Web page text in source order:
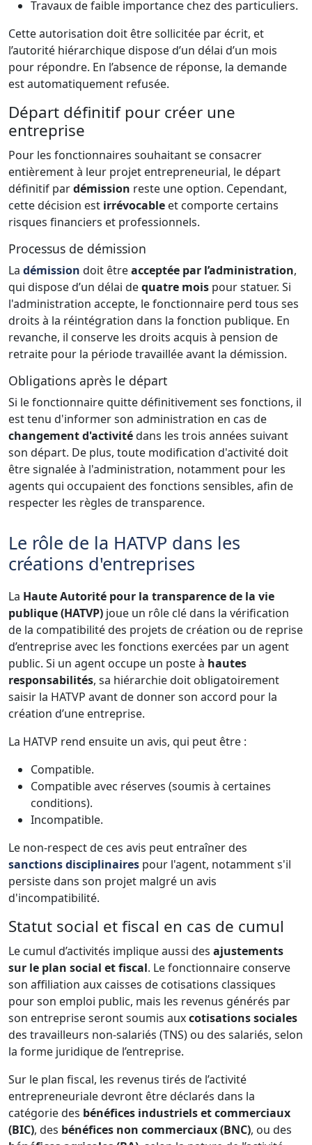
Travaux de faible importance chez des particuliers.
Cette autorisation doit être sollicitée par écrit, et
l’autorité hiérarchique dispose d’un délai d’un mois
pour répondre. En l’absence de réponse, la demande
est automatiquement refusée.
Départ définitif pour créer une
entreprise
Pour les fonctionnaires souhaitant se consacrer
entièrement à leur projet entrepreneurial, le départ
définitif pardémission reste une option. Cependant,
cette décision est irrévocable et comporte certains
risques financiers et professionnels.
Processus de démission
La démission doit êtreacceptée par l’administration,
qui dispose d’un délai dequatre mois pour statuer. Si
l'administration accepte, le fonctionnaire perd tous ses
droits à la réintégration dans la fonction publique. En
revanche, il conserve les droits acquis à pension de
retraite pour la période travaillée avant la démission.
Obligations après le départ
Si le fonctionnaire quitte définitivement ses fonctions, il
est tenu d'informer son administration en cas de
changement d'activitédans les trois années suivant
son départ. De plus, toute modification d'activité doit
être signalée à l'administration, notamment pour les
agents qui occupaient des fonctions sensibles, afin de
respecter les règles de transparence.
Le rôle de la HATVP dans les
créations d'entreprises
La Haute Autorité pour la transparence de la vie
publique (HATVP) joue un rôle clé dans la vérification
de la compatibilité des projets de création ou de reprise
d’entreprise avec les fonctions exercées par un agent
public. Si un agent occupe un poste à hautes
responsabilités, sa hiérarchie doit obligatoirement
saisir la HATVP avant de donner son accord pour la
création d’une entreprise.
La HATVP rend ensuite un avis, qui peut être :
Compatible.
Compatible avec réserves (soumis à certaines
conditions).
Incompatible.
Le non-respect de ces avis peut entraîner des
sanctions disciplinaires pour l'agent, notamment s'il
persiste dans son projet malgré un avis
d'incompatibilité.
Statut social et fiscal en cas de cumul
Le cumul d’activités implique aussi des ajustements
sur le plan social et fiscal. Le fonctionnaire conserve
son affiliation aux caisses de cotisations classiques
pour son emploi public, mais les revenus générés par
son entreprise seront soumis auxcotisations sociales
des travailleurs non-salariés (TNS) ou des salariés, selon
la forme juridique de l’entreprise.
Sur le plan fiscal, les revenus tirés de l’activité
entrepreneuriale devront être déclarés dans la
catégorie des bénéfices industriels et commerciaux
(BIC), des bénéfices non commerciaux (BNC), ou des